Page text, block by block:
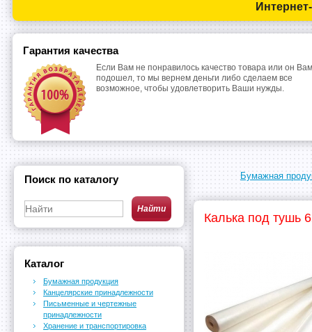
Гарантия качества
Если Вам не понравилось качество товара или он
подошел, то мы вернем деньги либо сделаем все
возможное, чтобы удовлетворить Ваши нужды.
Бумажная
Калька под тушь
Поиск по каталогу
Каталог
Бумажная продукция
Канцелярские принадлежности
Письменные и чертежные
принадлежности
Хранение и транспортировка